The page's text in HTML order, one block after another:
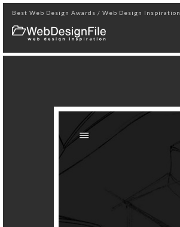
Best Web Design Awards / Web Design Inspiration